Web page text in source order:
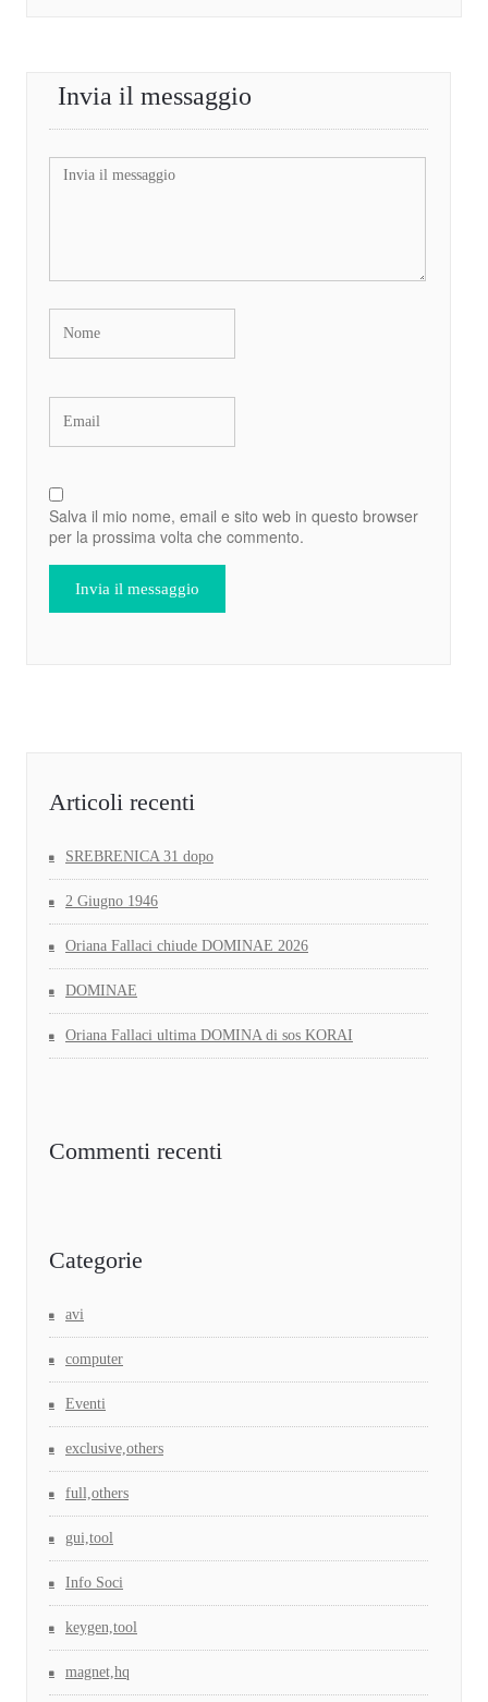
Invia il messaggio
Salva il mio nome, email e sito web in questo browser
per la prossima volta che commento.
Articoli recenti
SREBRENICA 31 dopo
2 Giugno 1946
Oriana Fallaci chiude DOMINAE 2026
DOMINAE
Oriana Fallaci ultima DOMINA di sos KORAI
Commenti recenti
Categorie
avi
computer
Eventi
exclusive,others
full,others
gui,tool
Info Soci
keygen,tool
magnet,hq